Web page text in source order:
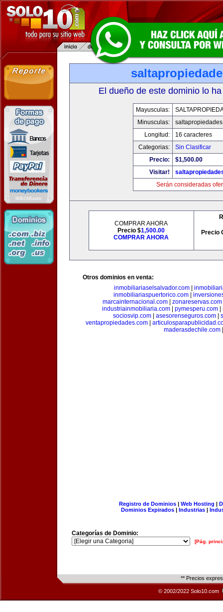
El dueño de este dominio lo
Mayusculas:
Minusculas:
Longitud:
16 caracteres
Categorias:
Sin Clasificar
Precio:
$1,500.00
Visitar!
Serán consideradas
COMPRAR AHORA
Precio $1,500.00
COMPRAR AHORA
Precio
Otros dominios en venta:
inmobiliariaselsalvador.com|
inmobiliariaspuertorico.com
marcainternacional.com| zonareservas.com
industriainmobiliaria.com| pymesperu.com|
sociosvip.com
asesorenseguros.com
ventapropiedades.com
maderasdechile.com
Registro de Dominios| Web Hosting |
Dominios Expirados | Industrias |
Categorías de Dominio:
[Pág.
** Precios
© 2002/2022 Solo10.com